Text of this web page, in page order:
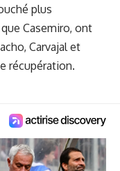
plus
Casemiro, ont
Carvajal et
récupération.